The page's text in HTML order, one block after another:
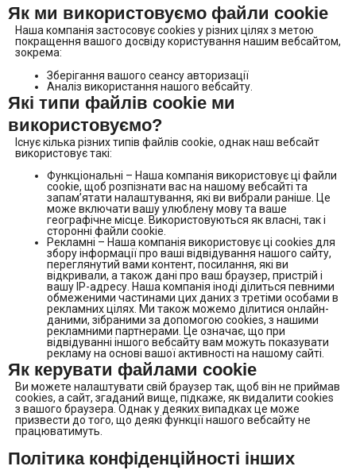
Як ми використовуємо файли cookie
Наша компанія застосовує cookies у різних цілях з метою
покращення вашого досвіду користування нашим вебсайтом,
зокрема:
Зберігання вашого сеансу авторизації
Аналіз використання нашого вебсайту.
Які типи файлів cookie ми
використовуємо?
Існує кілька різних типів файлів cookie, однак наш вебсайт
використовує такі:
Функціональні – Наша компанія використовує ці файли
cookie, щоб розпізнати вас на нашому вебсайті та
запам’ятати налаштування, які ви вибрали раніше. Це
може включати вашу улюблену мову та ваше
географічне місце. Використовуються як власні, так і
сторонні файли cookie.
Рекламні – Наша компанія використовує ці cookies для
збору інформації про ваші відвідування нашого сайту,
переглянутий вами контент, посилання, які ви
відкривали, а також дані про ваш браузер, пристрій і
вашу IP-адресу. Наша компанія іноді ділиться певними
обмеженими частинами цих даних з третіми особами в
рекламних цілях. Ми також можемо ділитися онлайн-
даними, зібраними за допомогою cookies, з нашими
рекламними партнерами. Це означає, що при
відвідуванні іншого вебсайту вам можуть показувати
рекламу на основі вашої активності на нашому сайті.
Як керувати файлами cookie
Ви можете налаштувати свій браузер так, щоб він не приймав
cookies, а сайт, згаданий вище, підкаже, як видалити cookies
з вашого браузера. Однак у деяких випадках це може
призвести до того, що деякі функції нашого вебсайту не
працюватимуть.
Політика конфіденційності інших